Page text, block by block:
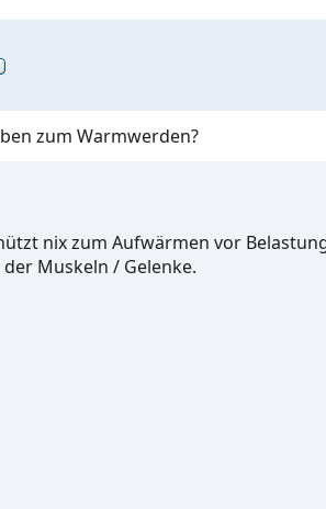
zum Warmwerden?
nix zum Aufwärmen vor
Muskeln / Gelenke.